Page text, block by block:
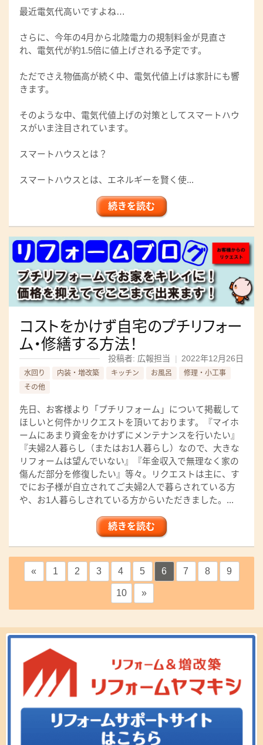
最近電気代高いですよね…
さらに、今年の4月から北陸電力の規制料金が見直さ
れ、電気代が約1.5倍に値上げされる予定です。
ただでさえ物価高が続く中、電気代値上げは家計にも響
きます。
そのような中、電気代値上げの対策としてスマートハウ
スがいま注目されています。
スマートハウスとは？
スマートハウスとは、エネルギーを賢く使...
続きを読む
コストをかけず自宅のプチリフォー
ム・修繕する方法！
投稿者: 広報担当 | 2022年12月26日
水回り 内装・増改築 キッチン お風呂
修理・小工事
その他
先日、お客様より「プチリフォーム」について掲載して
ほしいと何件かリクエストを頂いております。『マイホ
ームにあまり資金をかけずにメンテナンスを行いたい』
『夫婦2人暮らし（またはお1人暮らし）なので、大きな
リフォームは望んでいない』『年金収入で無理なく家の
傷んだ部分を修復したい』等々。リクエストは主に、す
でにお子様が自立されてご夫婦2人で暮らされている方
や、お1人暮らしされている方からいただきました。...
続きを読む
« 1 2 3 4 5 6 7 8 9
10 »